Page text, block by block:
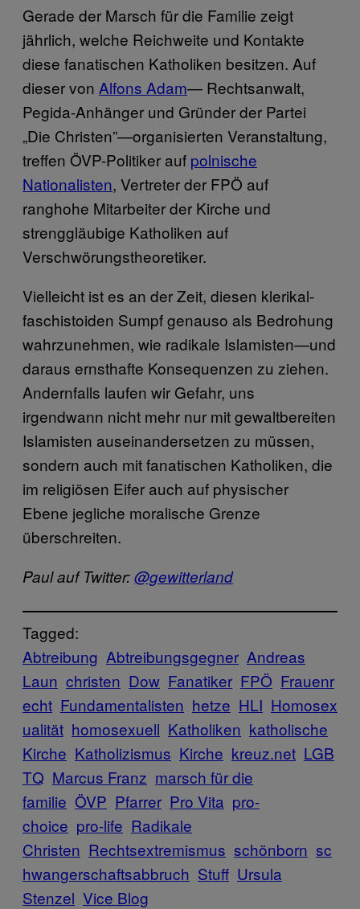
Gerade der Marsch für die Familie zeigt
jährlich, welche Reichweite und Kontakte
diese fanatischen Katholiken besitzen. Auf
dieser von Alfons Adam— Rechtsanwalt,
Pegida-Anhänger und Gründer der Partei
„Die Christen”—organisierten Veranstaltung,
treffen ÖVP-Politiker auf polnische
Nationalisten, Vertreter der FPÖ auf
ranghohe Mitarbeiter der Kirche und
strenggläubige Katholiken auf
Verschwörungstheoretiker.
Vielleicht ist es an der Zeit, diesen klerikal-
faschistoiden Sumpf genauso als Bedrohung
wahrzunehmen, wie radikale Islamisten—und
daraus ernsthafte Konsequenzen zu ziehen.
Andernfalls laufen wir Gefahr, uns
irgendwann nicht mehr nur mit gewaltbereiten
Islamisten auseinandersetzen zu müssen,
sondern auch mit fanatischen Katholiken, die
im religiösen Eifer auch auf physischer
Ebene jegliche moralische Grenze
überschreiten.
Paul auf Twitter:@gewitterland
Tagged:
Abtreibung Abtreibungsgegner Andreas
Laun christen Dow Fanatiker FPÖ Frauenr
echt Fundamentalisten hetze HLI Homosex
ualität homosexuell Katholiken katholische
Kirche Katholizismus Kirche kreuz.net LGB
TQ Marcus Franz marsch für die
familie ÖVP Pfarrer Pro Vita pro-
choice pro-life Radikale
Christen Rechtsextremismus schönborn sc
hwangerschaftsabbruch Stuff Ursula
Stenzel Vice Blog